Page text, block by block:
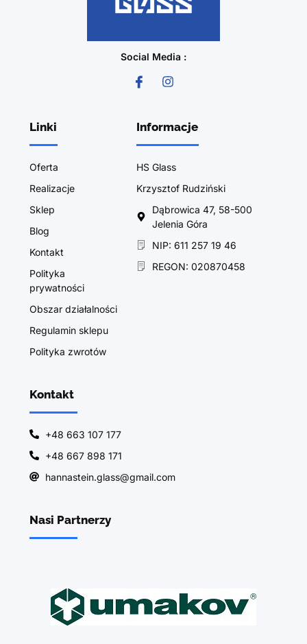
Social Media :
Linki
Oferta
Realizacje
Sklep
Blog
Kontakt
Polityka
prywatności
Obszar działalności
Regulamin sklepu
Polityka zwrotów
Informacje
HS Glass
Krzysztof Rudziński
Dąbrowica 47, 58-500
Jelenia Góra
NIP: 611 257 19 46
REGON: 020870458
Kontakt
+48 663 107 177
+48 667 898 171
hannastein.glass@gmail.com
Nasi Partnerzy